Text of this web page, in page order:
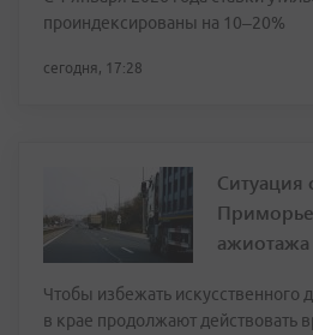
проиндексированы на 10–20%
сегодня, 17:28
Ситуация
ажиотажа
Чтобы избежать искусственного
в крае продолжают действовать